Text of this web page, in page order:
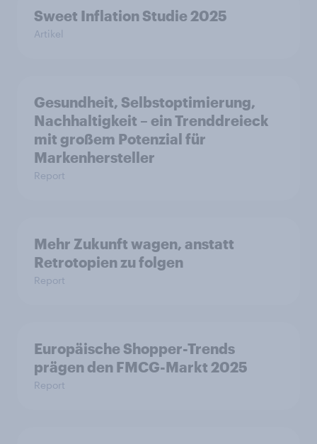
Sweet Inflation Studie 2025
Artikel
Gesundheit, Selbstoptimierung,
Nachhaltigkeit – ein Trenddreieck
mit großem Potenzial für
Markenhersteller
Report
Mehr Zukunft wagen, anstatt
Retrotopien zu folgen
Report
Europäische Shopper-Trends
prägen den FMCG-Markt 2025
Report